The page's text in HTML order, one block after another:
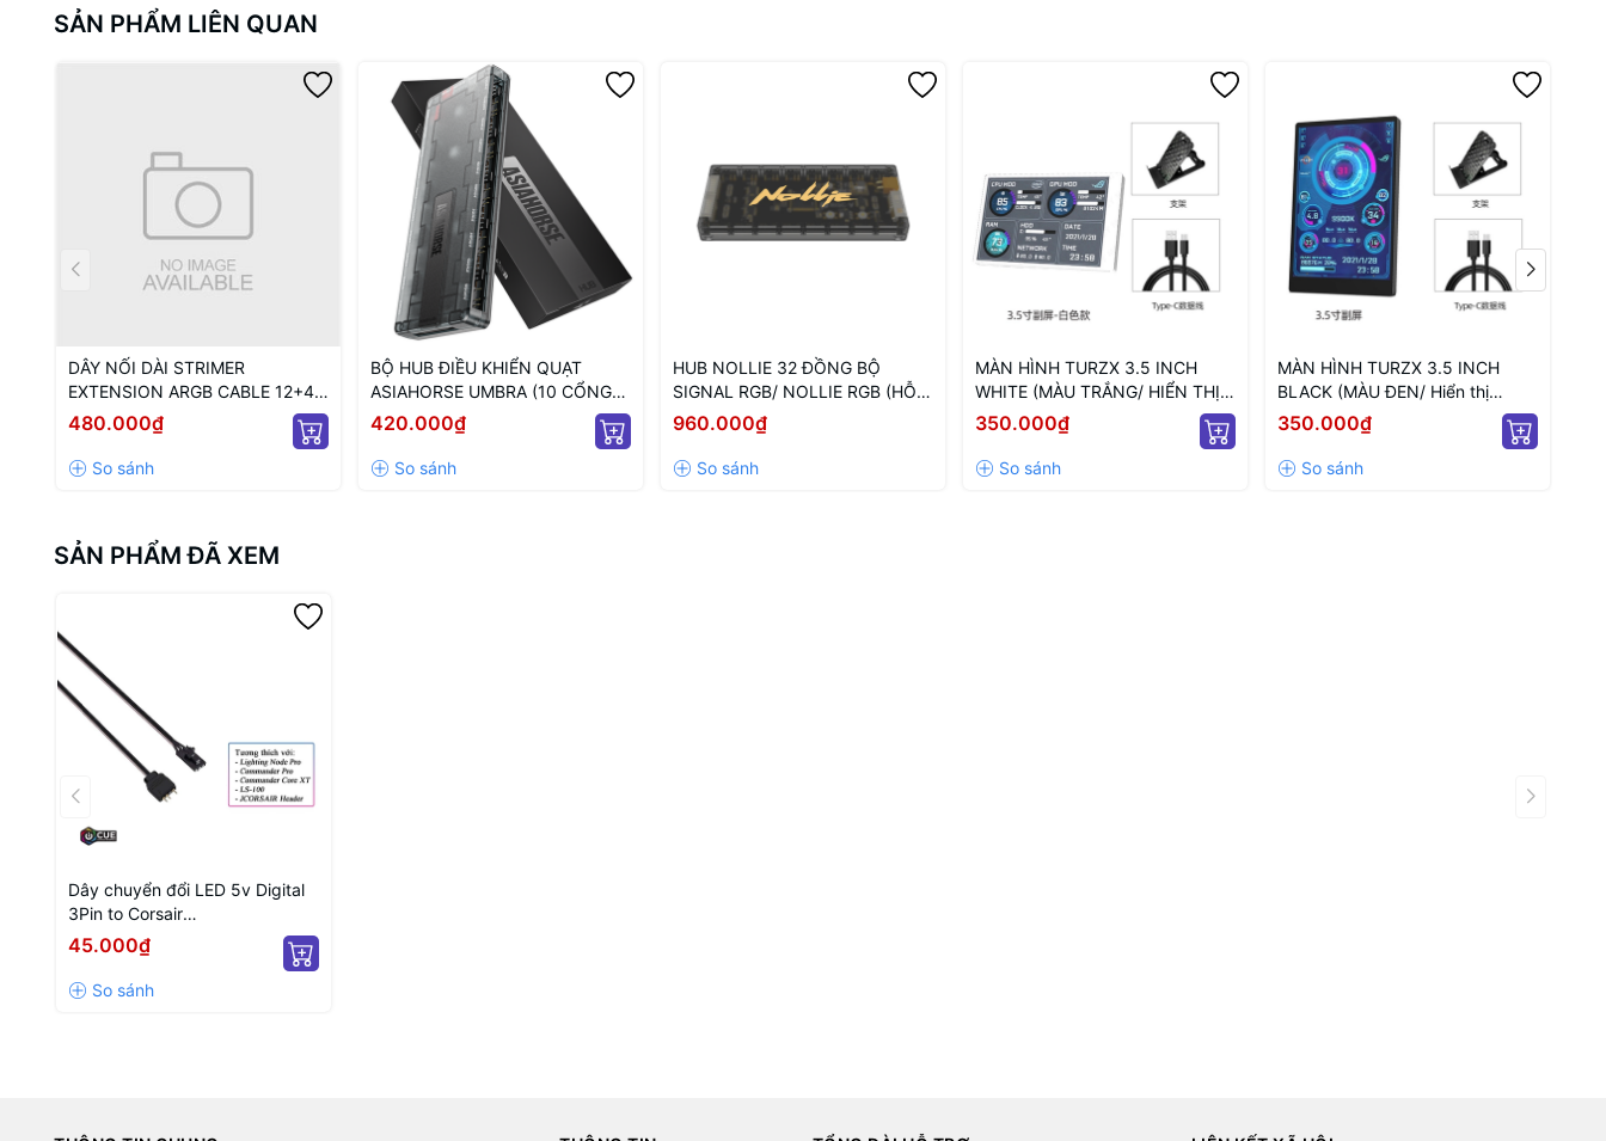
SẢN PHẨM LIÊN QUAN
DÂY NỐI DÀI STRIMER
EXTENSION ARGB CABLE 12+4
TO 12P+4P WHITE (MÀU
TRẮNG/ 12VHPWR)
480.000₫
BỘ HUB ĐIỀU KHIỂN QUẠT
ASIAHORSE UMBRA (10 CỔNG
KẾT NỐI PWM VÀ 5V ARGB/
NGUỒN SATA)
420.000₫
HUB NOLLIE 32 ĐỒNG BỘ
SIGNAL RGB/ NOLLIE RGB (HỖ
TRỢ TÙY BIẾN LED NÂNG CAO)
960.000₫
MÀN HÌNH TURZX 3.5 INCH
WHITE (MÀU TRẮNG/ HIỂN THỊ
THÔNG SỐ PC)
350.000₫
MÀN HÌNH TURZX 3.5 INCH
BLACK (MÀU ĐEN/ Hiển thị
thông số PC)
350.000₫
SẢN PHẨM ĐÃ XEM
Dây chuyển đổi LED 5v Digital
3Pin to Corsair
(Node/Commander)
45.000₫